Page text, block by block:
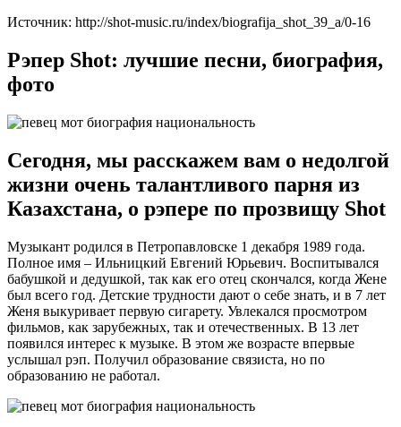
Источник: http://shot-music.ru/index/biografija_shot_39_a/0-16
Рэпер Shot: лучшие песни, биография,
фото
Сегодня, мы расскажем вам о недолгой
жизни очень талантливого парня из
Казахстана, о рэпере по прозвищу Shot
Музыкант родился в Петропавловске 1 декабря 1989 года.
Полное имя – Ильницкий Евгений Юрьевич. Воспитывался
бабушкой и дедушкой, так как его отец скончался, когда Жене
был всего год. Детские трудности дают о себе знать, и в 7 лет
Женя выкуривает первую сигарету. Увлекался просмотром
фильмов, как зарубежных, так и отечественных. В 13 лет
появился интерес к музыке. В этом же возрасте впервые
услышал рэп. Получил образование связиста, но по
образованию не работал.